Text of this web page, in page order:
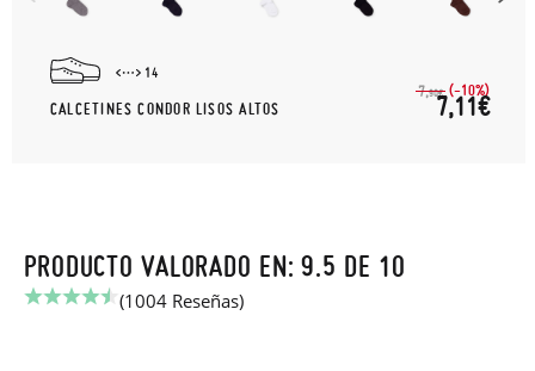
14
CALCETINES CONDOR LISOS ALTOS
7,90€ (-10%)
7,11€
PRODUCTO VALORADO EN: 9.5 DE 10
(1004 Reseñas)